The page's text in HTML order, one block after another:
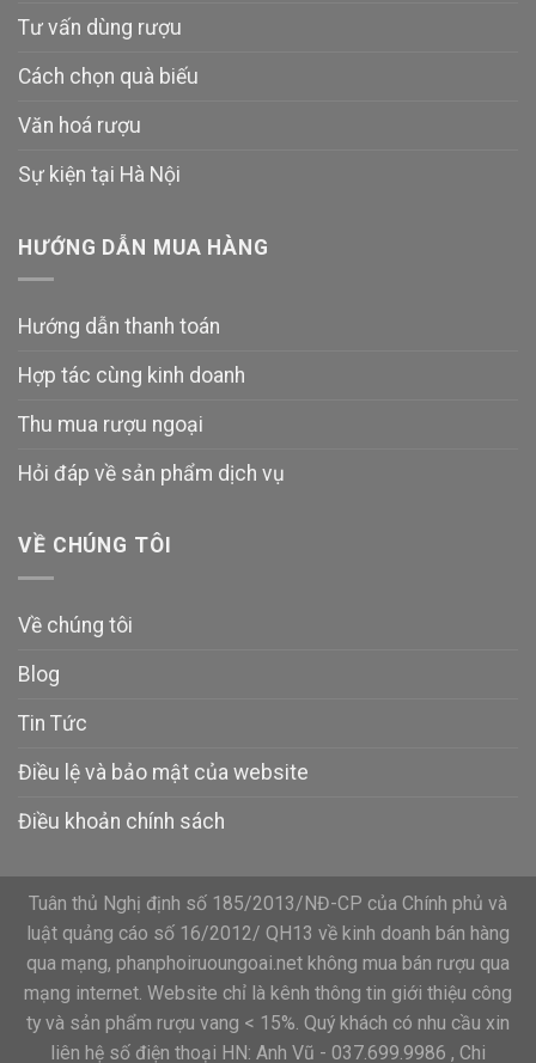
Tư vấn dùng rượu
Cách chọn quà biếu
Văn hoá rượu
Sự kiện tại Hà Nội
HƯỚNG DẪN MUA HÀNG
Hướng dẫn thanh toán
Hợp tác cùng kinh doanh
Thu mua rượu ngoại
Hỏi đáp về sản phẩm dịch vụ
VỀ CHÚNG TÔI
Về chúng tôi
Blog
Tin Tức
Điều lệ và bảo mật của website
Điều khoản chính sách
Tuân thủ Nghị định số 185/2013/NĐ-CP của Chính phủ và
luật quảng cáo số 16/2012/ QH13 về kinh doanh bán hàng
qua mạng, phanphoiruoungoai.net không mua bán rượu qua
mạng internet. Website chỉ là kênh thông tin giới thiệu công
ty và sản phẩm rượu vang < 15%. Quý khách có nhu cầu xin
liên hệ số điện thoại HN: Anh Vũ - 037.699.9986 , Chi